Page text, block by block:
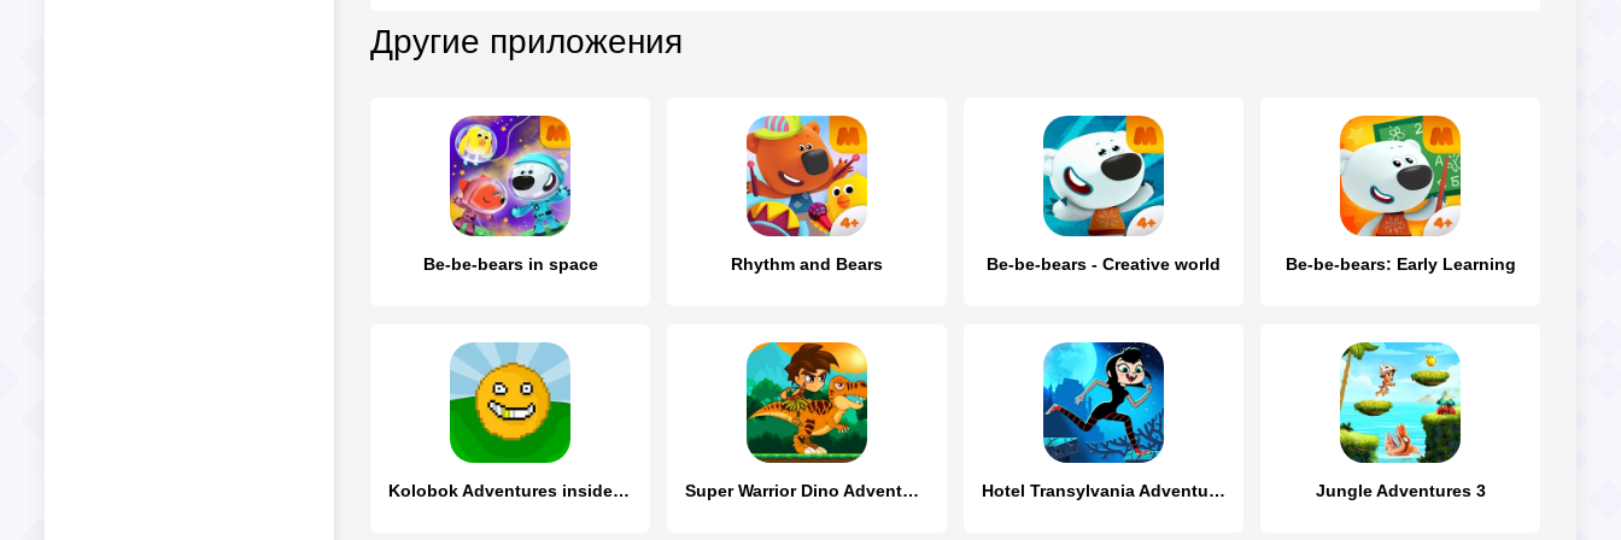
Другие приложения
Be-be-bears in space Rhythm and Bears Be-be-bears - Creative world Be-be-bears: Early Learning
Kolobok Adventures inside Fox Super Warrior Dino Adventures Hotel Transylvania Adventures Jungle Adventures 3